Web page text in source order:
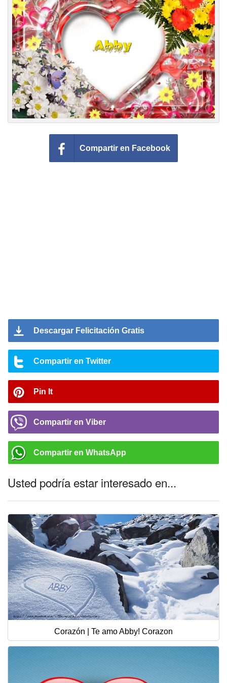
Felicitaciones días del año
Felicitaciones musicales
Entrar
Compartir en Facebook
Descargar Felicitación Gratis
Compartir en Twitter
Pin It
Compartir en Viber
Compartir en WhatsApp
Usted podría estar interesado en...
Corazón | Te amo Abby! Corazon